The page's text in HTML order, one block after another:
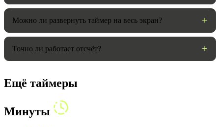
Можно ли развернуть таймер на весь экран?
Точно ли работает отсчёт?
Ещё таймеры
Минуты